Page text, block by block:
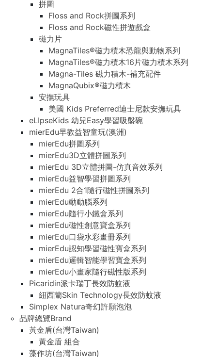
拼圖
Floss and Rock拼圖系列
Floss and Rock磁性拼遊戲盒
磁力片
MagnaTiles®磁力積木恐龍與動物系列
MagnaTiles®磁力積木16片磁力積木系列
Magna-Tiles 磁力積木-補充配件
MagnaQubix®磁力積木
安撫玩具
美國 Kids Preferred迪士尼款安撫玩具
eLIpseKids 幼兒Easy學習吸盤碗
mierEdu早教益智童玩(澳洲)
mierEdu拼圖系列
mierEdu3D立體拼圖系列
mierEdu 3D立體拼圖-仿真音效系列
mierEdu益智學習拼圖系列
mierEdu 2合1隨行磁性拼圖系列
mierEdu動動腦系列
mierEdu隨行小鐵盒系列
mierEdu磁性創意寶盒系列
mierEdu口袋水彩畫冊系列
mierEdu認知學習磁性寶盒系列
mierEdu邏輯智能學習寶盒系列
mierEdu小畫家隨行磁性版系列
Picaridin派卡瑞丁長效防蚊液
紐西蘭Skin Technology長效防蚊液
Simplex Natura奇幻許願泡泡
品牌總覽Brand
黃金盾(台灣Taiwan)
黃金盾 組合
藻作坊(台灣Taiwan)